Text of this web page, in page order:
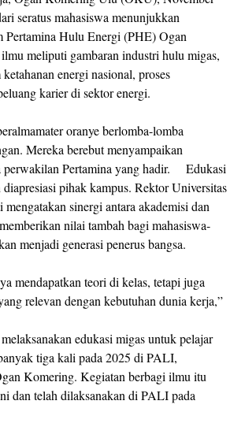
seratus mahasiswa menunjukkan
Pertamina Hulu Energi (PHE) Ogan
meliputi gambaran industri hulu migas,
energi nasional, proses
karier di sektor energi.
oranye berlomba-lomba
Mereka berebut menyampaikan
perwakilan Pertamina yang hadir. Edukasi
diapresiasi pihak kampus. Rektor Universitas
sinergi antara akademisi dan
nilai tambah bagi mahasiswa-
menjadi generasi penerus bangsa.
mendapatkan teori di kelas, tetapi juga
relevan dengan kebutuhan dunia kerja,”
edukasi migas untuk pelajar
tiga kali pada 2025 di PALI,
Komering. Kegiatan berbagi ilmu itu
dan telah dilaksanakan di PALI pada